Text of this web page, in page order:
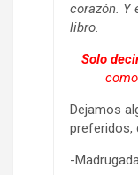
corazón. Y
libro.
Solo
Dejamos
preferidos,
-